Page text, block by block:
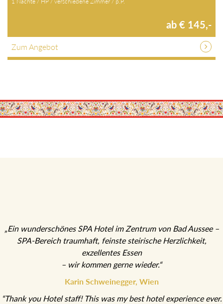
ab € 145,-
Zum Angebot
„Ein wunderschönes SPA Hotel im Zentrum von Bad Aussee –
SPA-Bereich traumhaft, feinste steirische Herzlichkeit,
exzellentes Essen
– wir kommen gerne wieder.“
Karin Schweinegger, Wien
“Thank you Hotel staff! This was my best hotel experience ever.